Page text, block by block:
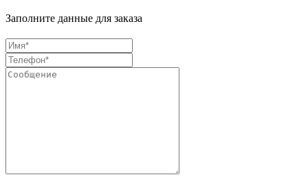
Заполните данные для заказа